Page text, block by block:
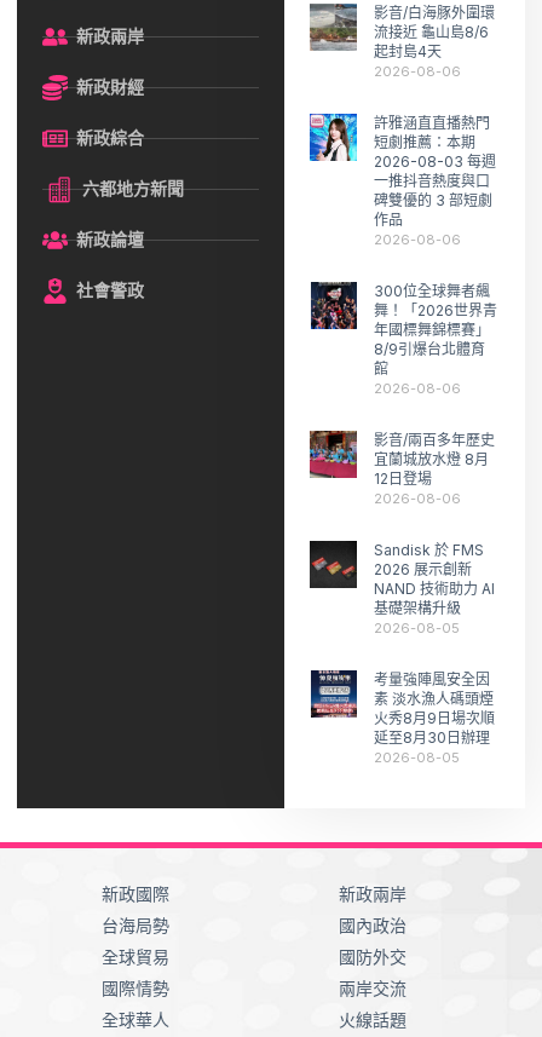
新政兩岸
新政財經
新政綜合
六都地方新聞
新政論壇
社會警政
影音/白海豚外圍環
流接近 龜山島8/6
起封島4天
2026-08-06
許雅涵直直播熱門
短劇推薦：本期
2026-08-03 每週
一推抖音熱度與口
碑雙優的 3 部短劇
作品
2026-08-06
300位全球舞者飆
舞！「2026世界青
年國標舞錦標賽」
8/9引爆台北體育
館
2026-08-06
影音/兩百多年歷史
宜蘭城放水燈 8月
12日登場
2026-08-06
Sandisk 於 FMS
2026 展示創新
NAND 技術助力 AI
基礎架構升級
2026-08-05
考量強陣風安全因
素 淡水漁人碼頭煙
火秀8月9日場次順
延至8月30日辦理
2026-08-05
新政國際
台海局勢
全球貿易
國際情勢
全球華人
新政兩岸
國內政治
國防外交
兩岸交流
火線話題